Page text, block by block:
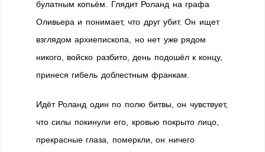
булатным копьём. Глядит Роланд на графа
Оливьера и понимает, что друг убит. Он ищет
взглядом архиепископа, но нет уже рядом
никого, войско разбито, день подошёл к концу,
принеся гибель доблестным франкам.
Идёт Роланд один по полю битвы, он чувствует,
что силы покинули его, кровью покрыто лицо,
прекрасные глаза, померкли, он ничего